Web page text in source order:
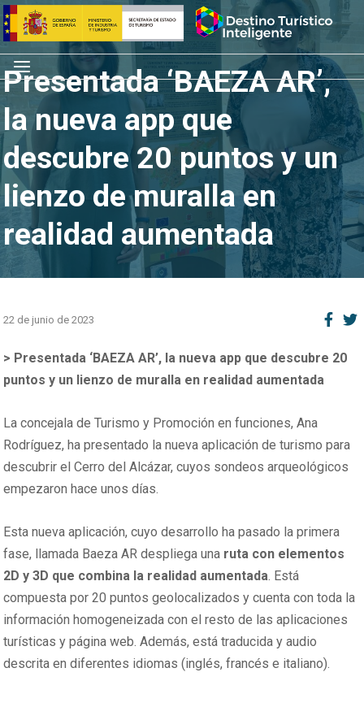
Saltar
al
contenido
Inicio
Menú
Presentada ‘BAEZA AR’,
la nueva app que
descubre 20 puntos y un
lienzo de muralla en
realidad aumentada
22 de junio de 2023
> Presentada ‘BAEZA AR’, la nueva app que descubre 20
puntos y un lienzo de muralla en realidad aumentada
La concejala de Turismo y Promoción en funciones, Ana
Rodríguez, ha presentado la nueva aplicación de turismo para
descubrir el Cerro del Alcázar, cuyos sondeos arqueológicos
empezaron hace unos días.
Esta nueva aplicación, cuyo desarrollo ha pasado la primera
fase, llamada Baeza AR despliega una ruta con elementos
2D y 3D que combina la realidad aumentada. Está
compuesta por 20 puntos geolocalizados y cuenta con toda la
información homogeneizada con el resto de las aplicaciones
turísticas y página web. Además, está traducida y audio
descrita en diferentes idiomas (inglés, francés e italiano).